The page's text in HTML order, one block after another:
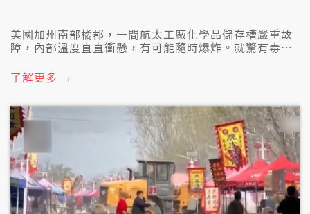
美國加州南部橘郡，一間航太工廠化學品儲存槽嚴重故
障，內部溫度直直衝懸，有可能隨時爆炸。就驚有毒的
態，大規模疏開五萬个居民。目前儲存槽上頂頭有發現
一搭必巡，有可能敨放內部壓力，降低爆炸的機會。
了解更多 →